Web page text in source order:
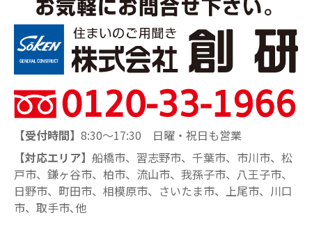
【受付時間】 8:30～17:30 日曜・祝日も営業
【対応エリア】 船橋市、習志野市、千葉市、市川市、松
戸市、鎌ヶ谷市、柏市、流山市、我孫子市、八王子市、
日野市、町田市、相模原市、さいたま市、上尾市、川口
市、取手市､他